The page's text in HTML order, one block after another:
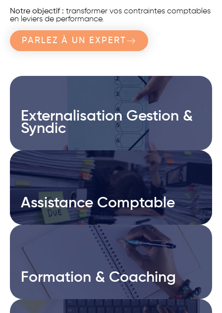
Notre objectif : transformer vos contraintes comptables
en leviers de performance.
PARLEZ À UN EXPERT
Externalisation Gestion &
Syndic
Externalisation Gestion &
Syndic
Assistance Comptable
Assistance Comptable
Formation & Coaching
Formation & Coaching